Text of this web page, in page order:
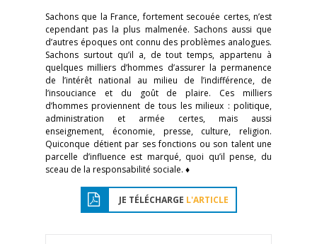
Sachons que la France, fortement secouée certes, n’est
cependant pas la plus malmenée. Sachons aussi que
d’autres époques ont connu des problèmes analogues.
Sachons surtout qu’il a, de tout temps, appartenu à
quelques milliers d’hommes d’assurer la permanence
de l’intérêt national au milieu de l’indifférence, de
l’insouciance et du goût de plaire. Ces milliers
d’hommes proviennent de tous les milieux : politique,
administration et armée certes, mais aussi
enseignement, économie, presse, culture, religion.
Quiconque détient par ses fonctions ou son talent une
parcelle d’influence est marqué, quoi qu’il pense, du
sceau de la responsabilité sociale. ♦
JE TÉLÉCHARGE L'ARTICLE